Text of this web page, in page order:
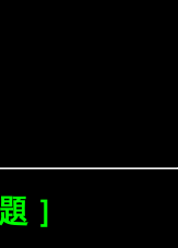
］